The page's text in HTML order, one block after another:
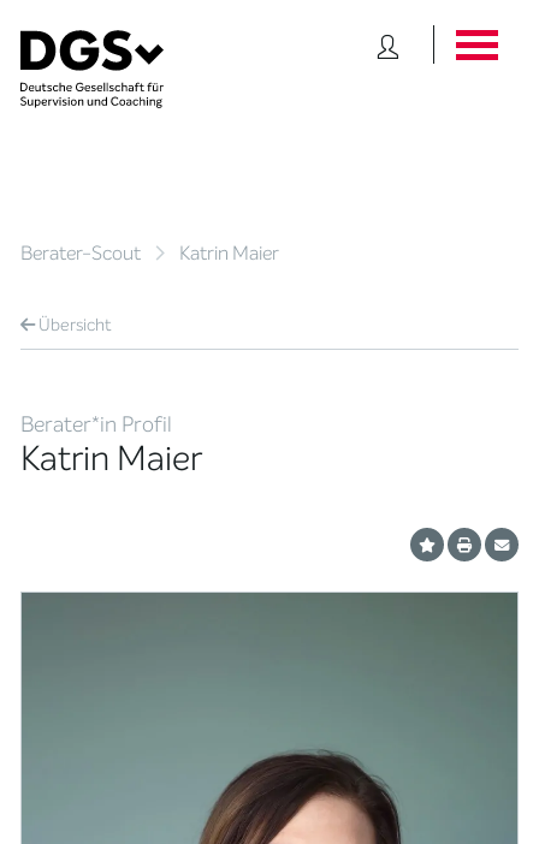
Berater-Scout Katrin Maier
Übersicht
Berater*in Profil
Katrin Maier